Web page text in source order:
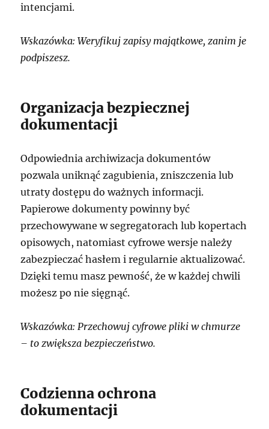
intencjami.
Wskazówka: Weryfikuj zapisy majątkowe, zanim je
podpiszesz.
Organizacja bezpiecznej
dokumentacji
Odpowiednia archiwizacja dokumentów
pozwala uniknąć zagubienia, zniszczenia lub
utraty dostępu do ważnych informacji.
Papierowe dokumenty powinny być
przechowywane w segregatorach lub kopertach
opisowych, natomiast cyfrowe wersje należy
zabezpieczać hasłem i regularnie aktualizować.
Dzięki temu masz pewność, że w każdej chwili
możesz po nie sięgnąć.
Wskazówka: Przechowuj cyfrowe pliki w chmurze
– to zwiększa bezpieczeństwo.
Codzienna ochrona
dokumentacji